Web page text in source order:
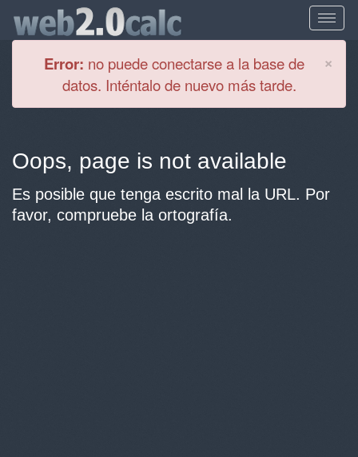
×
Error: no puede conectarse a la base de
datos. Inténtalo de nuevo más tarde.
Oops, page is not available
Es posible que tenga escrito mal la URL. Por
favor, compruebe la ortografía.